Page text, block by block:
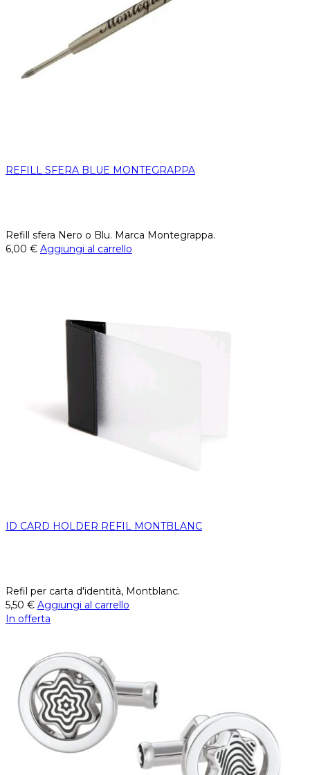
REFILL SFERA BLUE MONTEGRAPPA
Refill sfera Nero o Blu. Marca Montegrappa.
6,00 € Aggiungi al carrello
ID CARD HOLDER REFIL MONTBLANC
Refil per carta d'identità, Montblanc.
5,50 € Aggiungi al carrello
In offerta